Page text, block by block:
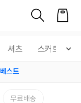
셔츠 스커트
베스트
무료배송